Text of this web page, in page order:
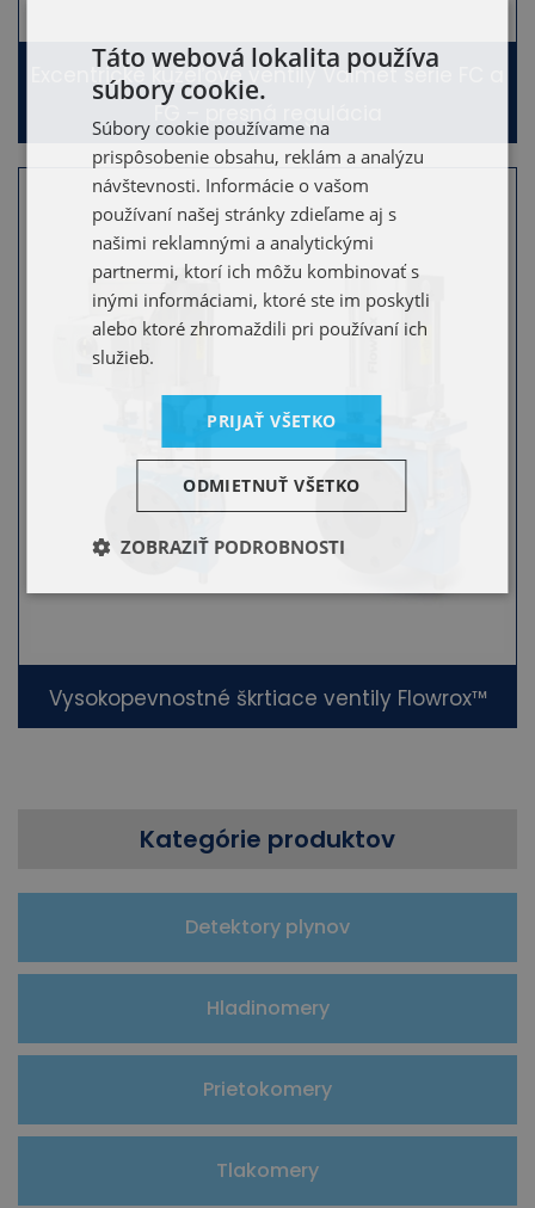
Kategórie produktov
Detektory plynov
Hladinomery
Prietokomery
Tlakomery
Excentrické kužeľové ventily Valmet série FC a
FG – presná regulácia
Vysokopevnostné škrtiace ventily Flowrox™
Táto webová lokalita používa
súbory cookie.
Súbory cookie používame na
prispôsobenie obsahu, reklám a analýzu
návštevnosti. Informácie o vašom
používaní našej stránky zdieľame aj s
našimi reklamnými a analytickými
partnermi, ktorí ich môžu kombinovať s
inými informáciami, ktoré ste im poskytli
alebo ktoré zhromaždili pri používaní ich
služieb.
PRIJAŤ VŠETKO
ODMIETNUŤ VŠETKO
ZOBRAZIŤ PODROBNOSTI